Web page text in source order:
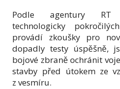
Podle agentury RT
technologicky
provádí zkoušky pro
dopadly testy úspěšně,
bojové zbraně ochránit
stavby před útokem ze
z vesmíru.